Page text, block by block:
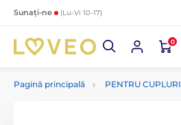
Sunați-ne (Lu-Vi 10-17)
0
Pagină principală PENTRU CUPLURI